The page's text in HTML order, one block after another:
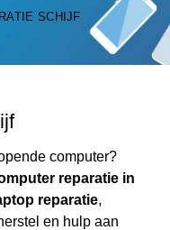
SCHIJF
computer?
reparatie in
reparatie,
en hulp aan